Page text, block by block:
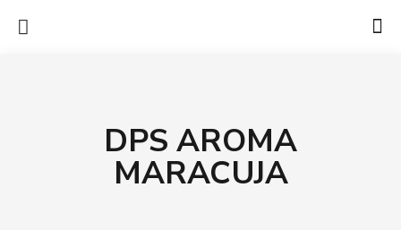
DPS AROMA
MARACUJA